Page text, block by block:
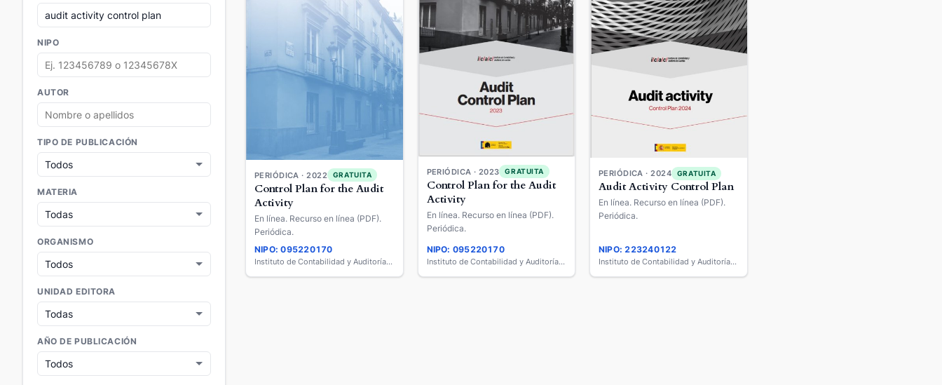
NIPO
AUTOR
TIPO DE PUBLICACIÓN
MATERIA
ORGANISMO
UNIDAD EDITORA
AÑO DE PUBLICACIÓN
PERIÓDICA · 2022 GRATUITA
Control Plan for the Audit
Activity
En línea. Recurso en línea (PDF).
Periódica.
NIPO: 095220170
Instituto de Contabilidad y Auditoría de Cuentas
PERIÓDICA · 2023 GRATUITA
Control Plan for the Audit
Activity
En línea. Recurso en línea (PDF).
Periódica.
NIPO: 095220170
Instituto de Contabilidad y Auditoría de Cuentas
PERIÓDICA · 2024 GRATUITA
Audit Activity Control Plan
En línea. Recurso en línea (PDF).
Periódica.
NIPO: 223240122
Instituto de Contabilidad y Auditoría de Cuentas (ICAC)